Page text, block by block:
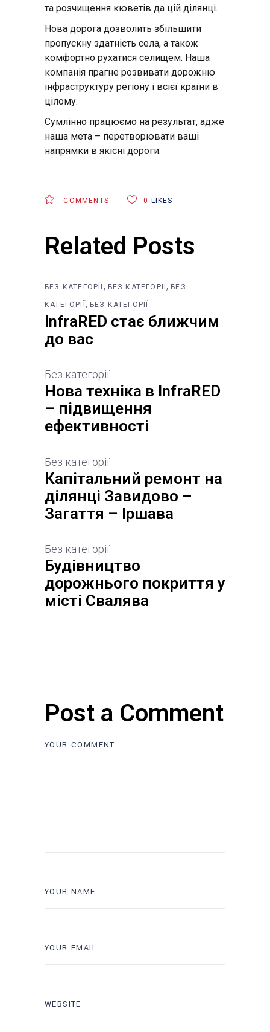
та розчищення кюветів да цій ділянці.
Нова дорога дозволить збільшити
пропускну здатність села, а також
комфортно рухатися селищем. Наша
компанія прагне розвивати дорожню
інфраструктуру регіону і всієї країни в
цілому.
Сумлінно працюємо на результат, адже
наша мета – перетворювати ваші
напрямки в якісні дороги.
COMMENTS 0 LIKES
Related Posts
БЕЗ КАТЕГОРІЇ , БЕЗ КАТЕГОРІЇ ,БЕЗ
КАТЕГОРІЇ , БЕЗ КАТЕГОРІЇ
InfraRED стає ближчим
до вас
Без категорії
Нова техніка в InfraRED
– підвищення
ефективності
Без категорії
Капітальний ремонт на
ділянці Завидово –
Загаття – Іршава
Без категорії
Будівництво
дорожнього покриття у
місті Свалява
Post a Comment